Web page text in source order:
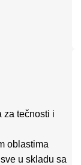
za tečnosti i
oblastima
u skladu sa